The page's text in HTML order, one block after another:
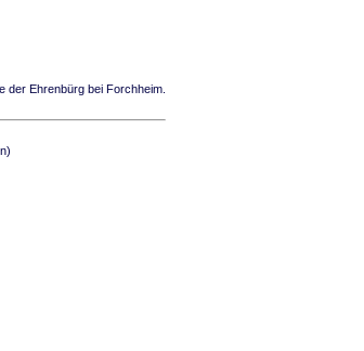
der Ehrenbürg bei Forchheim.